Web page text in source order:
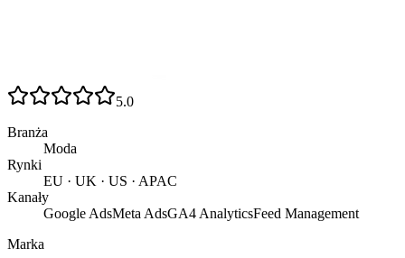
5.0
Branża
Moda
Rynki
EU · UK · US · APAC
Kanały
Google AdsMeta AdsGA4 AnalyticsFeed Management
Marka